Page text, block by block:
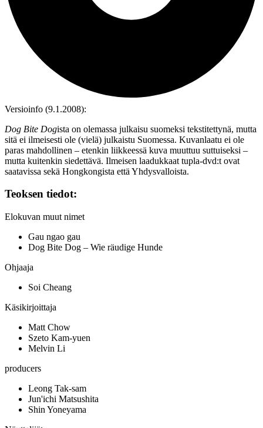
Versioinfo (9.1.2008):
Dog Bite Dogista on olemassa julkaisu suomeksi tekstitettynä, mutta
sitä ei ilmeisesti ole (vielä) julkaistu Suomessa. Kuvanlaatu ei ole
paras mahdollinen – etenkin liikkeessä kuva muuttuu suttuiseksi –
mutta kuitenkin siedettävä. Ilmeisen laadukkaat tupla-dvd:t ovat
saatavissa sekä Hongkongista että Yhdysvalloista.
Teoksen tiedot:
Elokuvan muut nimet
Gau ngao gau
Dog Bite Dog – Wie räudige Hunde
Ohjaaja
Soi Cheang
Käsikirjoittaja
Matt Chow
Szeto Kam-yuen
Melvin Li
producers
Leong Tak-sam
Jun'ichi Matsushita
Shin Yoneyama